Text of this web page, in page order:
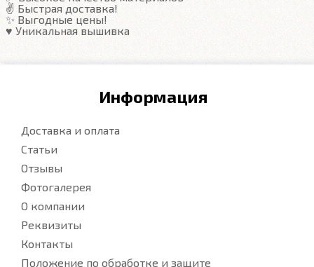
✌️ Быстрая доставка!
✨ Выгодные цены!
♥️ Уникальная вышивка
Информация
Доставка и оплата
Статьи
Отзывы
Фотогалерея
О компании
Реквизиты
Контакты
Положение по обработке и защите